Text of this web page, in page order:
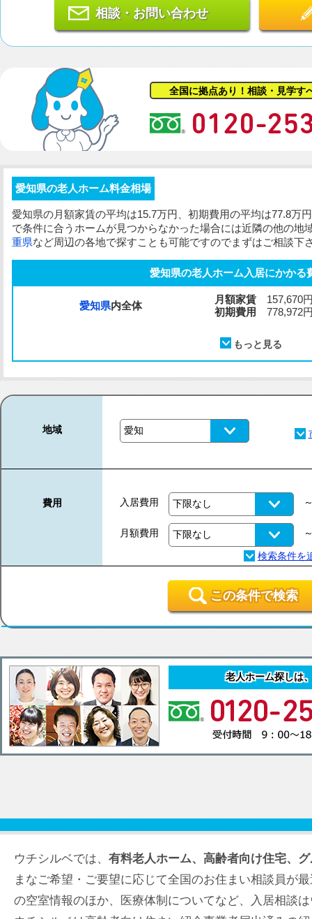
相談・お問い合わせ
全国に拠点あり！相談・見学す
愛知県の老人ホーム料金相場
愛知県の月額家賃の平均は15.7万円、 初期費用の平均は77.8万
で条件に合うホームが見つからなかった場合には近隣の他の地
重県など周辺の各地で探すことも可能ですのでまずはご相談下
愛知県の老人ホーム入居にかかる
愛知県内全体
月額家賃 157,670
初期費用
778,972
地域
費用 入居費用
月額費用
この条件で検索
老人ホーム探しは
ウチシルベでは、 有料老人ホーム、高齢者向け住宅、
まなご希望・ご要望に応じて全国のお住まい相談員が
の空室情報のほか、医療体制についてなど、入居相談